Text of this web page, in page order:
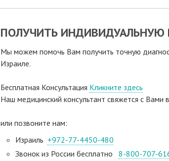
ПОЛУЧИТЬ ИНДИВИДУАЛЬНУЮ
Мы можем помочь Вам получить точную
Израиле.
Бесплатная Консультация Кликните здесь
Наш медицинский консультант свяжeтся с Вами
или позвоните нам:
Израиль +972-77-4450-480
Звонок из России бесплатно 8-800-707-